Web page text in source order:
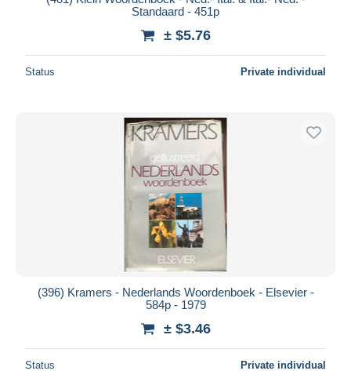
Standaard - 451p
± $5.76
Status Private individual
(396) Kramers - Nederlands Woordenboek - Elsevier -
584p - 1979
± $3.46
Status Private individual